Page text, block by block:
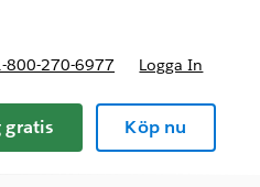
800-270-6977 Logga In
gratis Köp nu